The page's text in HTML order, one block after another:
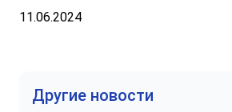
11.06.2024
Другие новости